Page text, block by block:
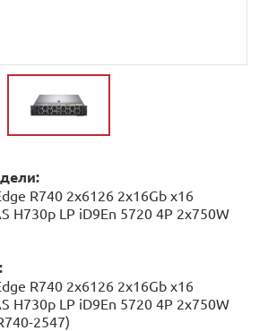
R740 2x6126 2x16Gb x16
H730p LP iD9En 5720 4P 2x750W
R740 2x6126 2x16Gb x16
H730p LP iD9En 5720 4P 2x750W
2547)